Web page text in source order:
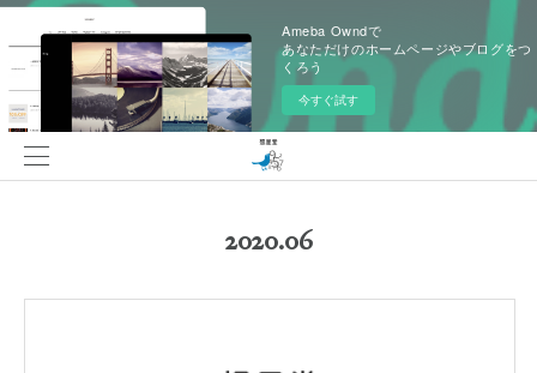
Ameba Owndで
あなただけのホームページやブログをつ
くろう
今すぐ試す
2020.06